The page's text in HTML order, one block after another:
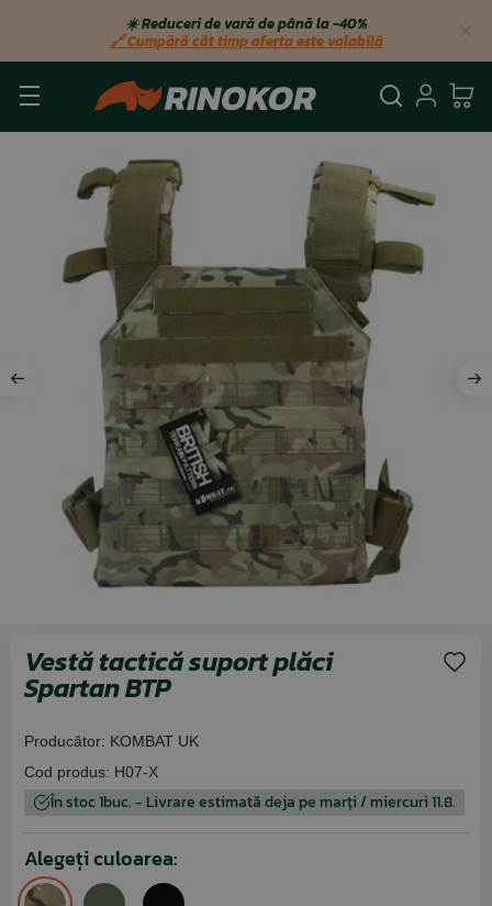
☀️ Reduceri de vară de până la −40%
🔗 Cumpără cât timp oferta este valabilă
Căutare
Vestă tactică suport plăci
Spartan BTP
Producător: KOMBAT UK
Cod produs: H07-X
În stoc 1buc. - Livrare estimată deja pe marți / miercuri 11.8.
Alegeți culoarea: